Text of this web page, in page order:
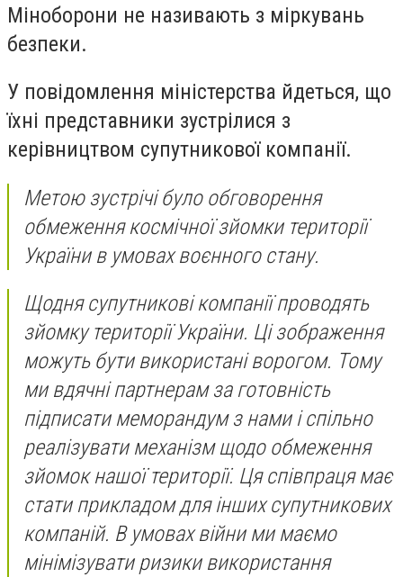
Міноборони не називають з міркувань
безпеки.
У повідомлення міністерства йдеться, що
їхні представники зустрілися з
керівництвом супутникової компанії.
Метою зустрічі було обговорення
обмеження космічної зйомки території
України в умовах воєнного стану.
Щодня супутникові компанії проводять
зйомку території України. Ці зображення
можуть бути використані ворогом. Тому
ми вдячні партнерам за готовність
підписати меморандум з нами і спільно
реалізувати механізм щодо обмеження
зйомок нашої території. Ця співпраця має
стати прикладом для інших супутникових
компаній. В умовах війни ми маємо
мінімізувати ризики використання